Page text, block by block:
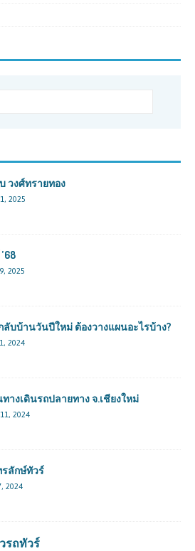
วงศ์ทรายทอง
2025
2025
ลับบ้านวันปีใหม่ ต้องวางแผนอะไรบ้าง?
2024
ทางเดินรถปลายทาง จ.เชียงใหม่
2024
ลักษ์ทัวร์
2024
รถทัวร์